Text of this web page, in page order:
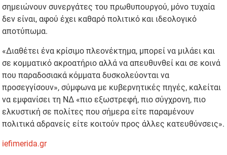
σημειώνουν συνεργάτες του πρωθυπουργού, μόνο τυχαία
δεν είναι, αφού έχει καθαρό πολιτικό και ιδεολογικό
αποτύπωμα.
«Διαθέτει ένα κρίσιμο πλεονέκτημα, μπορεί να μιλάει και
σε κομματικό ακροατήριο αλλά να απευθυνθεί και σε κοινά
που παραδοσιακά κόμματα δυσκολεύονται να
προσεγγίσουν», σύμφωνα με κυβερνητικές πηγές, καλείται
να εμφανίσει τη ΝΔ «πιο εξωστρεφή, πιο σύγχρονη, πιο
ελκυστική σε πολίτες που σήμερα είτε παραμένουν
πολιτικά αδρανείς είτε κοιτούν προς άλλες κατευθύνσεις».
iefimerida.gr